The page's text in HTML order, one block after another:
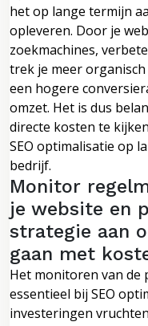
het op lange termijn
opleveren. Door je
zoekmachines,
trek je meer
een hogere
omzet. Het is dus
directe kosten te
SEO optimalisatie op
bedrijf.
Monitor
je website en
strategie aan
gaan met
Het monitoren van de
essentieel bij SEO
investeringen